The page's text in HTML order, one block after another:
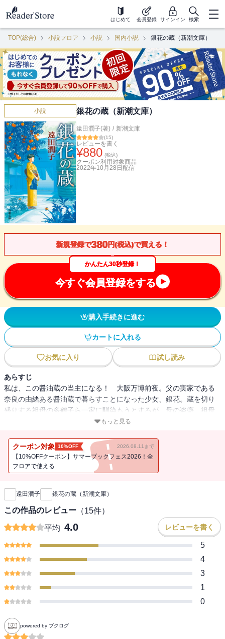
はじめて 会員登録 サインイン 検索
TOP(総合) 小説フロア 小説 国内小説 銀花の蔵（新潮文庫）
小説 銀花の蔵（新潮文庫）
遠田潤子(著) / 新潮文庫
(15)
レビューを書く
¥880 (税込)
クーポン利用対象商品
2022年10月28日 配信
新規登録で380円(税込)で買える！
かんたん30秒登録！
今すぐ会員登録をする
購入手続きに進む
カートに入れる
お気に入り 試し読み
あらすじ
私は、この醤油蔵の当主になる！ 大阪万博前夜。父の実家である
奈良の由緒ある醤油蔵で暮らすことになった少女、銀花。蔵を切り
盛りする祖母の多鶴子ら一家に馴染もうとするが、母の盗癖、祖母
と父の不仲、自らの出生に関する真実に悩む。やがて成長し蔵を継
家業に身を捧げ、新たな家族を築く女性の半生を力強く描く長編小
説。（解説・大矢博子）
もっと見る
クーポン対象 10%OFF 2026.08.11まで
【10%OFFクーポン】サマーブックフェス2026！全
フロアで使える
新刊通知
遠田潤子 銀花の蔵（新潮文庫）
この作品のレビュー （15件）
平均 4.0 レビューを書く
5
4
3
1
0
powered by ブクログ